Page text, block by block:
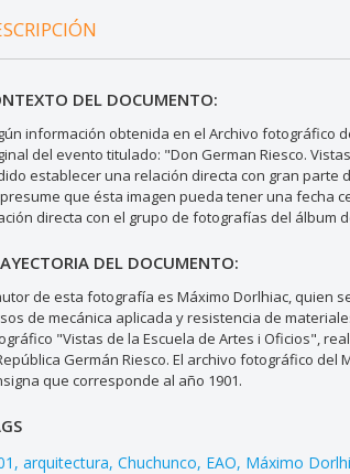
DEL DOCUMENTO:
información obtenida en el Archivo fotográfico
del evento titulado: "Don German Riesco.
establecer una relación directa con gran parte
que ésta imagen pueda tener una fecha
directa con el grupo de fotografías del álbum
DEL DOCUMENTO:
de esta fotografía es Máximo Dorlhiac, quien
de mecánica aplicada y resistencia de
"Vistas de la Escuela de Artes i Oficios",
Germán Riesco. El archivo fotográfico
que corresponde al año 1901.
arquitectura Chuchunco EAO Máximo